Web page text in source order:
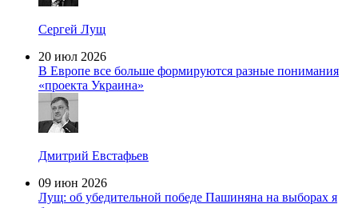
Сергей Лущ
20 июл 2026
В Европе все больше формируются разные понимания
«проекта Украина»
Дмитрий Евстафьев
09 июн 2026
Лущ: об убедительной победе Пашиняна на выборах я